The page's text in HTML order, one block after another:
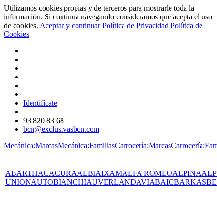
Utilizamos cookies propias y de terceros para mostrarle toda la
información. Si continua navegando consideramos que acepta el uso
de cookies. Aceptar y continuar Política de Privacidad Política de
Cookies
Identifícate
93 820 83 68
bcn@exclusivasbcn.com
Mecánica:MarcasMecánica:FamiliasCarrocería:Marcas
ABARTHACACURAAEBIAIXAMALFA ROMEOALPINA
UNIONAUTOBIANCHIAUVERLANDAVIABAICBARKAS